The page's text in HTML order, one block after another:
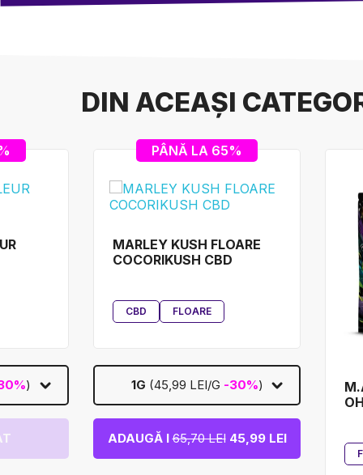
DIN ACEAȘI
)
PÂNĂ LA 65%
MARLEY KUSH FLOARE
COCORIKUSH CBD
CBD FLOARE
1G (45,99 LEI/G -30%)
ADAUGĂ I65,70 LEI45,99 LEI